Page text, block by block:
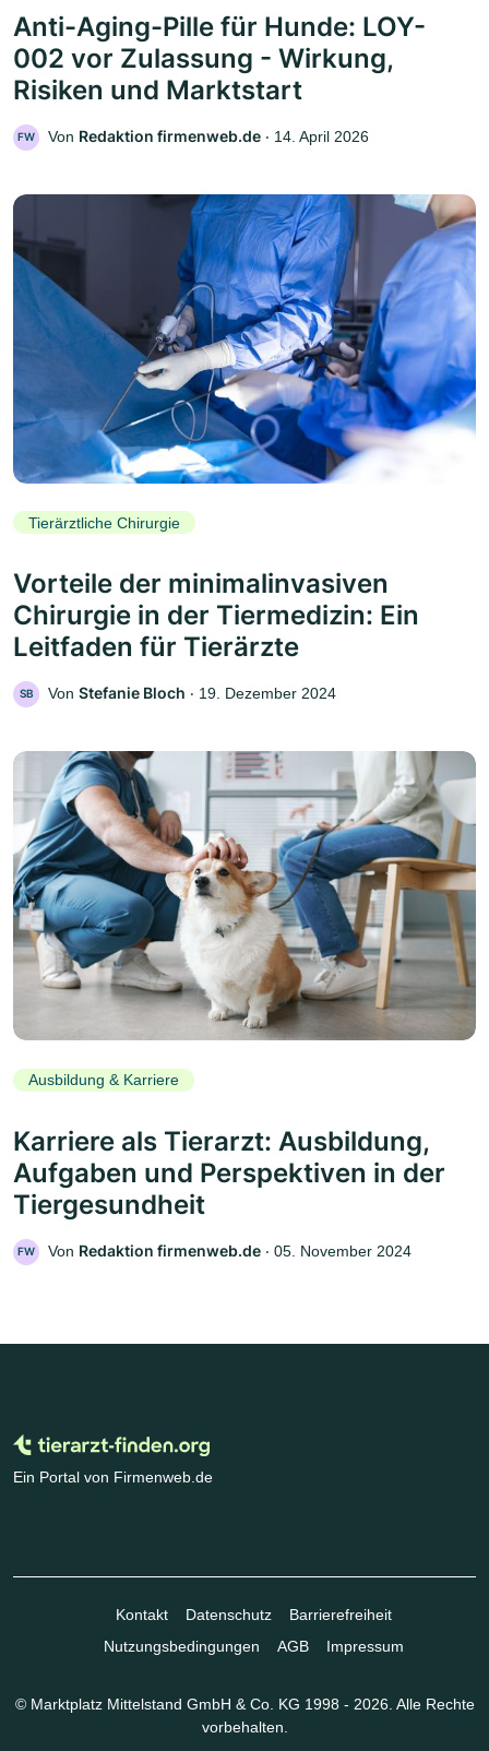
Anti-Aging-Pille für Hunde: LOY-
002 vor Zulassung - Wirkung,
Risiken und Marktstart
FW Von Redaktion firmenweb.de ‧ 14. April 2026
Tierärztliche Chirurgie
Vorteile der minimalinvasiven
Chirurgie in der Tiermedizin: Ein
Leitfaden für Tierärzte
SB Von Stefanie Bloch ‧ 19. Dezember 2024
Ausbildung & Karriere
Karriere als Tierarzt: Ausbildung,
Aufgaben und Perspektiven in der
Tiergesundheit
FW Von Redaktion firmenweb.de ‧ 05. November 2024
Ein Portal von Firmenweb.de
Kontakt Datenschutz
Barrierefreiheit
Nutzungsbedingungen
AGB Impressum
© Marktplatz Mittelstand GmbH & Co. KG 1998 - 2026. Alle Rechte
vorbehalten.